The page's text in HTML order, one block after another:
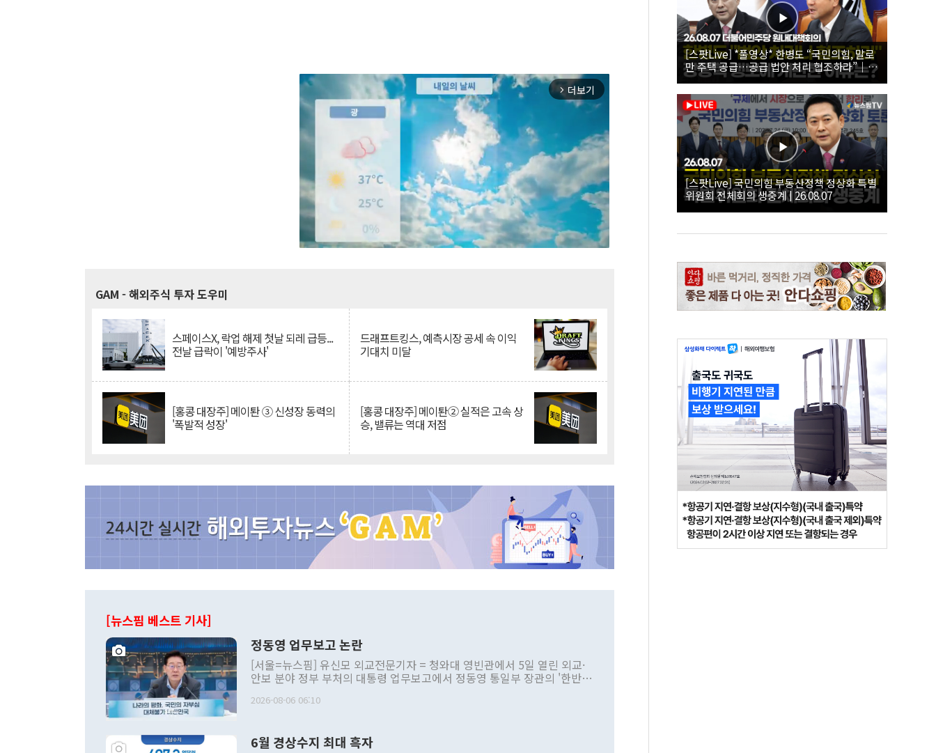
arrow_forward_ios 더보기
GAM - 해외주식 투자 도우미
스페이스X, 락업 해제 첫날 되레 급등...
전날 급락이 '예방주사'
드래프트킹스, 예측시장 공세 속 이익
기대치 미달
[홍콩 대장주] 메이퇀 ③ 신성장 동력의
'폭발적 성장'
[홍콩 대장주] 메이퇀② 실적은 고속 상
승, 밸류는 역대 저점
[뉴스핌 베스트 기사]
정동영 업무보고 논란
[서울=뉴스핌] 유신모 외교전문기자 = 청와대 영빈관에서 5일 열린 외교·
안보 분야 정부 부처의 대통령 업무보고에서 정동영 통일부 장관의 '한반도
발언 중에는 정부 내 조율을 거치지 않은 사안을 정책으로 추진하겠다고 공
주의적 희망에 근거한 비현실적 구상'이라는 비판을 내놨다. 그동안 정 장
2026-08-06 06:10
6월 경상수지 최대 흑자
[스팟Live] *풀영상* 한병도 “국민의힘, 말로
만 주택 공급…공급 법안 처리 협조하라”｜
26.08.07 더불어민주당 원내대책회의
[스팟Live] 국민의힘 부동산정책 정상화 특별
위원회 전체회의 생중계 | 26.08.07